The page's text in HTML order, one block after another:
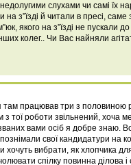
слухами чи самі їх
з”їзді й читали в пресі, саме
якого на з”їзді не пускали
колег.. Чи Вас найняли
там працював три з половиною
з тої роботи звільнений, хоча
вами осіб я добре знаю.
свої кандидатури на
хочуть вибрати, як хлопчика
спілку повинна ділова